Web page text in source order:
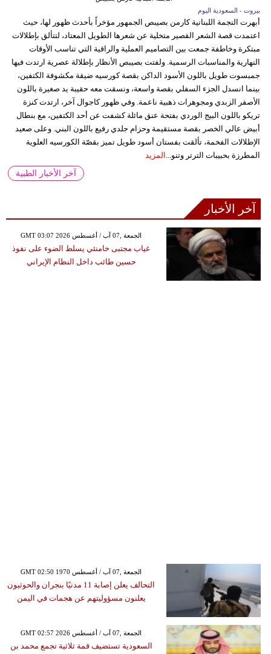
بيروت - السعودية اليوم
أبهرت النجمة اللبنانية كارمن بصيبص الجمهور مؤخراً بأحدث ظهور لها، حيث
اعتمدت قصة الشعر القصير متخلية عن شعرها الطويل المعتاد، لتتألق بإطلالات
مبتكرة وخاطفة جمعت بين التصاميم العملية والراقية التي تناسب الأوقات
النهارية والمناسبات الرسمية. ولفتت بصيبص الأنظار بإطلالة عصرية ارتدت فيها
جمبسوت طويل باللون الأسود الداكن بقصة كورسيه ضيقة مكشوفة الكتفين،
بينما انسدل الجزء السفلي بقصة واسعة، ونسقت معه حقيبة يد صغيرة باللون
الأصفر الزبدي ومجوهرات ذهبية ناعمة. وفي ظهور كاجوال آخر، ارتدت كنزة
تريكو باللون البيج الوردي بفتحة عنق مائلة كشفت عن أحد الكتفين، مع بنطال
أبيض عالي الخصر بقصة مستقيمة وحزام جلدي رفيع باللون البني. وعلى صعيد
الإطلالات الفخمة، تألقت بفستان أسود طويل تميز بقصّة الكورسيه العلوية
المطرزة بحبيبات الترتر وتنو... المزيد
آخر الأخبار الطبية
آخر الأخبار
GMT 03:07 2026 الجمعة ,07 آب / أغسطس
غياب مجتبى خامنئي يسلط الضوء على نفوذ
حسين طائب داخل النظام الإيراني
GMT 02:50 1970 الجمعة ,07 آب / أغسطس
التحالف يعلن إصابة 11 مدنيًا بنجران والحوثيون
يعلنون مسؤوليتهم عن هجمات في اليمن
GMT 02:57 2026 الجمعة ,07 آب / أغسطس
السعودية تستضيف قمة ثلاثية تجمع محمد بن